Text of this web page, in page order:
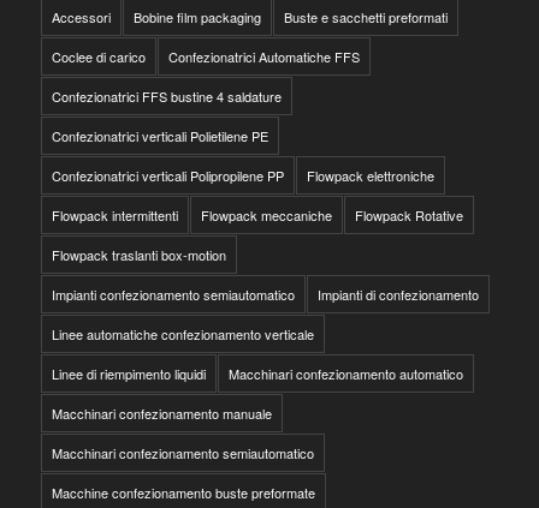
Accessori Bobine film packaging Buste e sacchetti preformati
Coclee di carico Confezionatrici Automatiche FFS
Confezionatrici FFS bustine 4 saldature
Confezionatrici verticali Polietilene PE
Confezionatrici verticali Polipropilene PP Flowpack elettroniche
Flowpack intermittenti Flowpack meccaniche Flowpack Rotative
Flowpack traslanti box-motion
Impianti confezionamento semiautomatico Impianti di confezionamento
Linee automatiche confezionamento verticale
Linee di riempimento liquidi Macchinari confezionamento automatico
Macchinari confezionamento manuale
Macchinari confezionamento semiautomatico
Macchine confezionamento buste preformate